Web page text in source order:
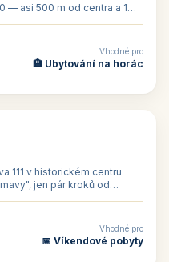
— asi 500 m od centra a 1
Vhodné pro
🏨 Ubytování na horác
111 v historickém centru
jen pár kroků od
Vhodné pro
📅 Víkendové pobyty